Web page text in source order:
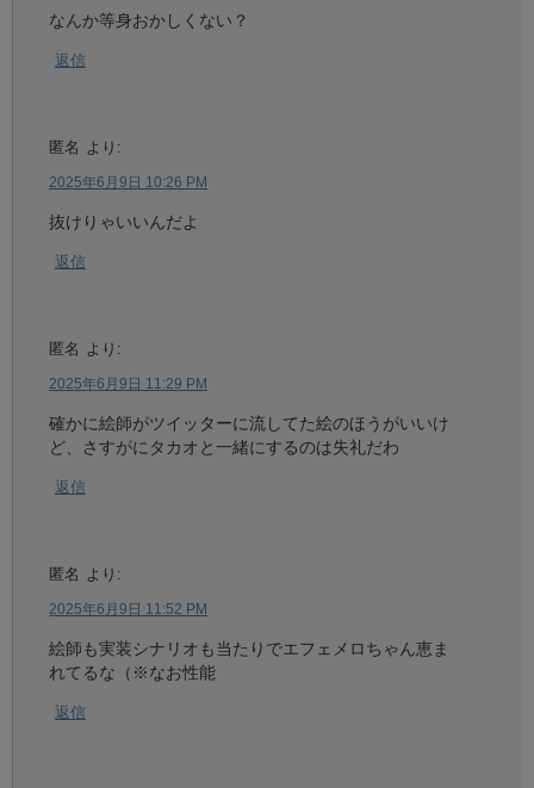
なんか等身おかしくない？
返信
匿名 より:
2025年6月9日 10:26 PM
抜けりゃいいんだよ
返信
匿名 より:
2025年6月9日 11:29 PM
確かに絵師がツイッターに流してた絵のほうがいいけ
ど、さすがにタカオと一緒にするのは失礼だわ
返信
匿名 より:
2025年6月9日 11:52 PM
絵師も実装シナリオも当たりでエフェメロちゃん恵ま
れてるな（※なお性能
返信